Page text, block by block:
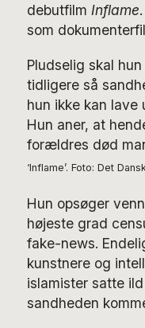
debutfilm Inflame
som
Pludselig skal
tidligere så
hun ikke kan lave
Hun aner, at
forældres død
‘Inflame’. Foto: Det
Hun opsøger
højeste grad
fake-news.
kunstnere og
islamister satte
sandheden